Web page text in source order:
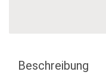
Beschreibung